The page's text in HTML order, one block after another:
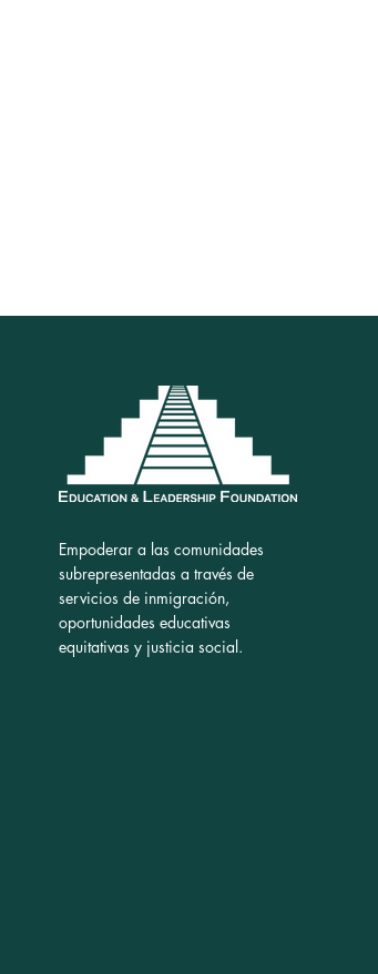
Empoderar a las comunidades
subrepresentadas a través de
servicios de inmigración,
oportunidades educativas
equitativas y justicia social.